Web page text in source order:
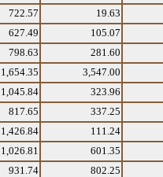
722.57 19.63
627.49 105.07
798.63 281.60
1,654.35 3,547.00
1,045.84 323.96
817.65 337.25
1,426.84 111.24
1,026.81 601.35
931.74 802.25